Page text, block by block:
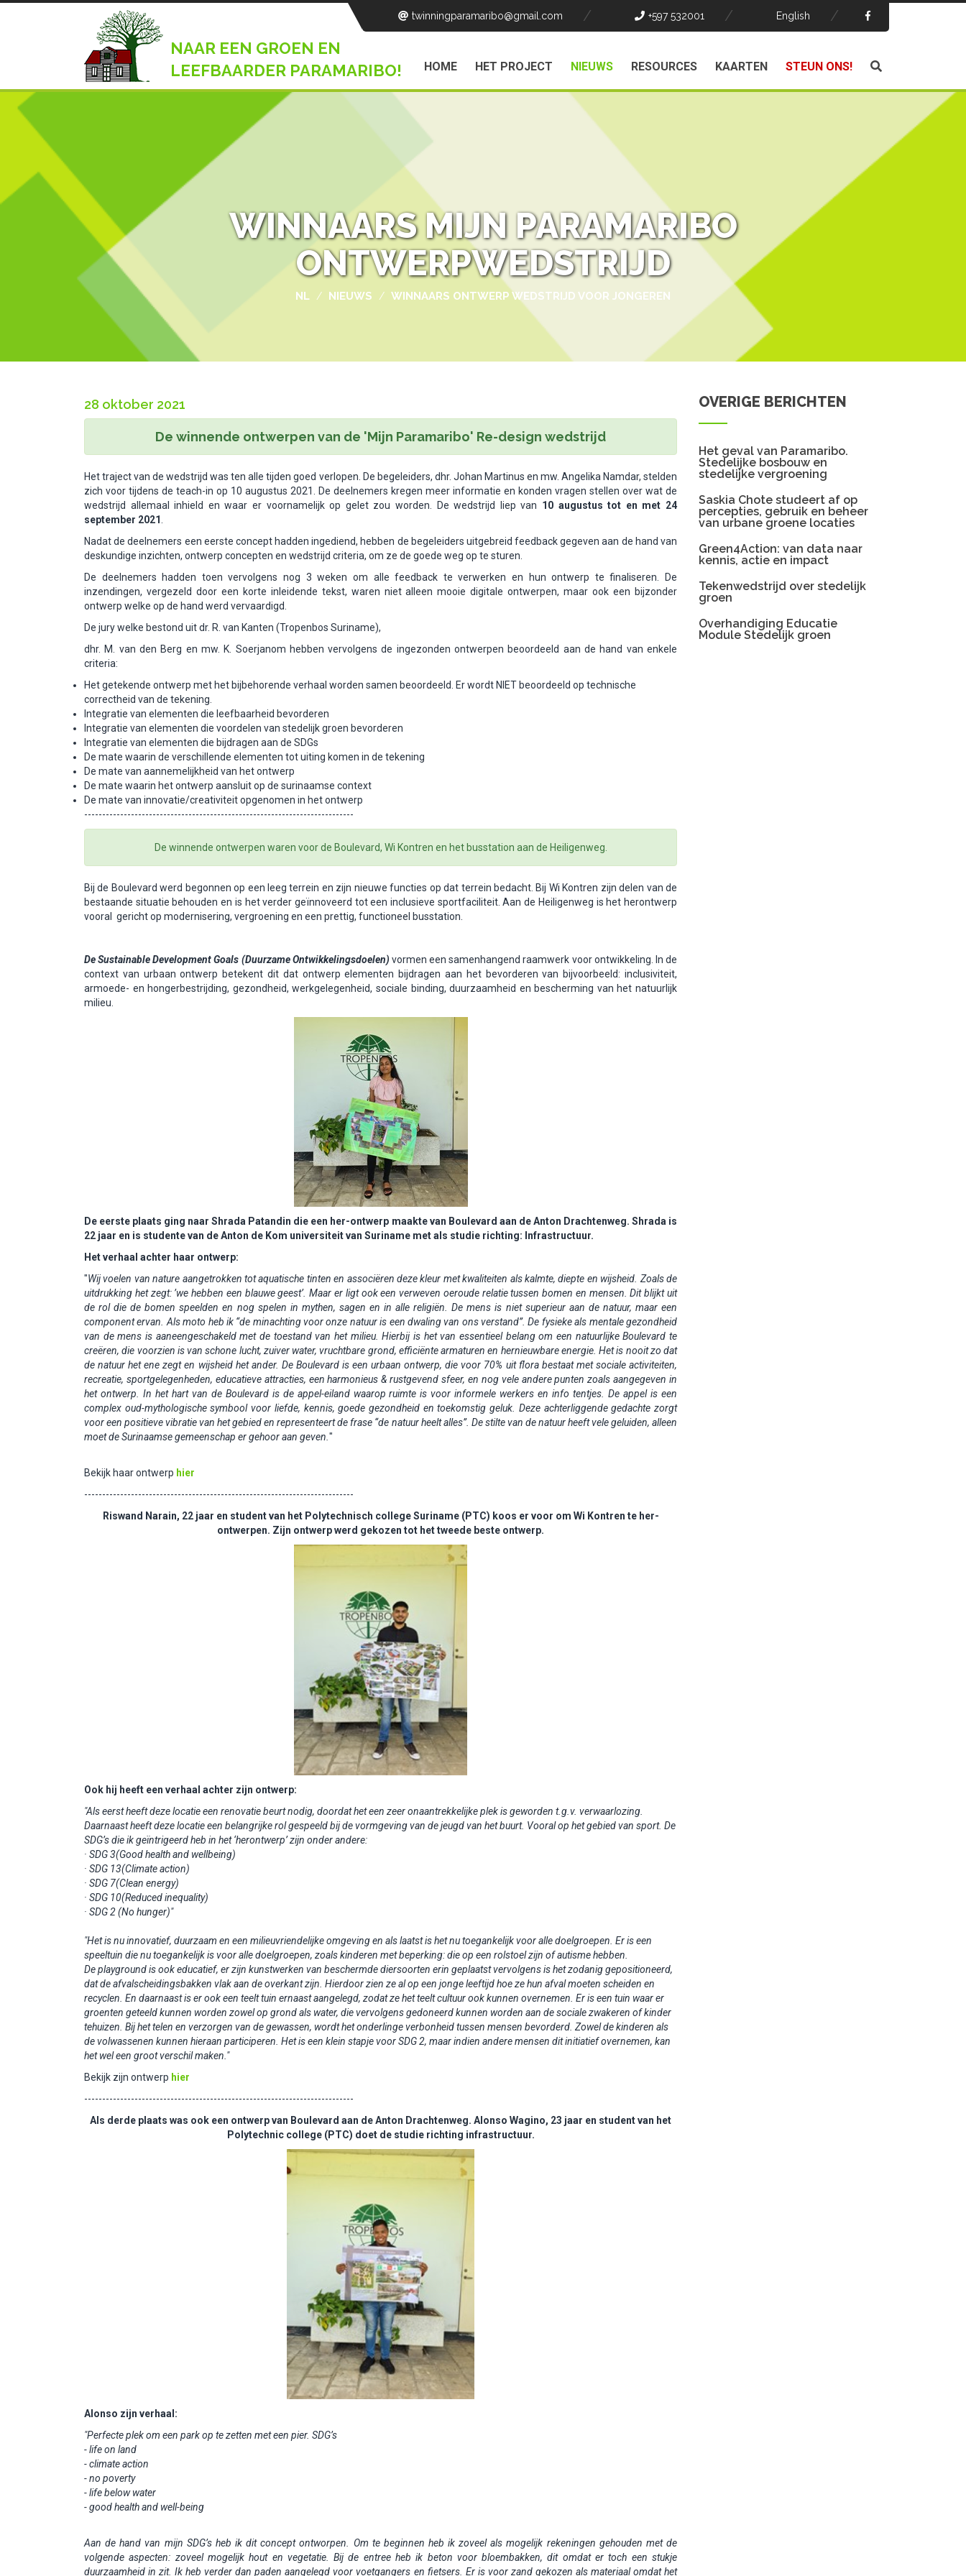
twinningparamaribo@gmail.com +597 532001 English
NAAR EEN GROEN EN
LEEFBAARDER PARAMARIBO!
HOME HET PROJECT NIEUWS RESOURCES KAARTEN STEUN ONS!
WINNAARS MIJN PARAMARIBO
ONTWERPWEDSTRIJD
NL / NIEUWS / WINNAARS ONTWERP WEDSTRIJD VOOR JONGEREN
28 oktober 2021
De winnende ontwerpen van de 'Mijn Paramaribo' Re-design wedstrijd
Het traject van de wedstrijd was ten alle tijden goed verlopen. De begeleiders, dhr. Johan Martinus en mw. Angelika Namdar, stelden
zich voor tijdens de teach-in op 10 augustus 2021. De deelnemers kregen meer informatie en konden vragen stellen over wat de
wedstrijd allemaal inhield en waar er voornamelijk op gelet zou worden. De wedstrijd liep van 10 augustus tot en met 24
september 2021
Nadat de deelnemers een eerste concept hadden ingediend, hebben de begeleiders uitgebreid feedback gegeven aan de hand van
deskundige inzichten, ontwerp concepten en wedstrijd criteria, om ze de goede weg op te sturen.
De deelnemers hadden toen vervolgens nog 3 weken om alle feedback te verwerken en hun ontwerp te finaliseren. De
inzendingen, vergezeld door een korte inleidende tekst, waren niet alleen mooie digitale ontwerpen, maar ook een bijzonder
ontwerp welke op de hand werd vervaardigd.
De jury welke bestond uit dr. R. van Kanten (Tropenbos Suriname),
dhr. M. van den Berg en mw. K. Soerjanom hebben vervolgens de ingezonden ontwerpen beoordeeld aan de hand van enkele
criteria:
Het getekende ontwerp met het bijbehorende verhaal worden samen beoordeeld. Er wordt NIET beoordeeld op technische
correctheid van de tekening.
Integratie van elementen die leefbaarheid bevorderen
Integratie van elementen die voordelen van stedelijk groen bevorderen
Integratie van elementen die bijdragen aan de SDGs
De mate waarin de verschillende elementen tot uiting komen in de tekening
De mate van aannemelijkheid van het ontwerp
De mate waarin het ontwerp aansluit op de surinaamse context
De mate van innovatie/creativiteit opgenomen in het ontwerp
---------------------------------------------------------------------------
De winnende ontwerpen waren voor de Boulevard, Wi Kontren en het busstation aan de Heiligenweg.
Bijde Boulevard werd begonnen op een leeg terrein en zijn nieuwe functies op dat terrein bedacht. Bij Wi Kontren zijn delen van de
bestaande situatie behouden en is het verder geïnnoveerd tot een inclusieve sportfaciliteit. Aan de Heiligenweg is het herontwerp
vooral gericht op modernisering, vergroening en een prettig, functioneel busstation.
De Sustainable Development Goals (Duurzame Ontwikkelingsdoelen) vormen een samenhangend raamwerk voor ontwikkeling. In de
context van urbaan ontwerp betekent dit dat ontwerp elementen bijdragen aan het bevorderen van bijvoorbeeld: inclusiviteit,
armoede- en hongerbestrijding, gezondheid, werkgelegenheid, sociale binding, duurzaamheid en bescherming van het natuurlijk
milieu.
De eerste plaats ging naar Shrada Patandin die een her-ontwerp maakte van Boulevard aan de Anton Drachtenweg. Shrada is
22 jaar en is studente van de Anton de Kom universiteit van Suriname met als studie richting: Infrastructuur.
Het verhaal achter haar ontwerp:
"Wij voelen van nature aangetrokken tot aquatische tinten en associëren deze kleur met kwaliteiten als kalmte, diepte en wijsheid. Zoals de
uitdrukking het zegt: ’we hebben een blauwe geest’. Maar er ligt ook een verweven oeroude relatie tussen bomen en mensen.Dit blijkt uit
de rol die de bomen speelden en nog spelen in mythen, sagen en in alle religiën. De mens is niet superieur aan de natuur, maar een
component ervan. Als moto heb ik “de minachting voor onze natuur is een dwaling van ons verstand”.De fysieke als mentale gezondheid
van de mens is aaneengeschakeld met de toestand van het milieu. Hierbij is het van essentieel belang om een natuurlijke Boulevard te
creëren, die voorzien is van schone lucht, zuiver water, vruchtbare grond, efficiënte armaturenen hernieuwbare energie. Het is nooit zo dat
de natuur het ene zegt en wijsheid het ander. De Boulevard is een urbaan ontwerp, die voor 70% uit flora bestaat met sociale activiteiten,
recreatie, sportgelegenheden, educatieve attracties, een harmonieus & rustgevend sfeer, en nog vele andere punten zoals aangegeven in
het ontwerp. In het hart van de Boulevard is de appel-eiland waarop ruimte is voor informele werkers en info tentjes. De appel is een
complex oud-mythologische symbool voor liefde, kennis, goede gezondheid en toekomstig geluk. Deze achterliggende gedachte zorgt
voor een positieve vibratie van het gebied en representeert de frase “de natuur heelt alles”. De stilte van de natuur heeft vele geluiden, alleen
moet de Surinaamse gemeenschap er gehoor aan geven. "
Bekijk haar ontwerp hier
---------------------------------------------------------------------------
Riswand Narain, 22 jaar en student van het Polytechnisch college Suriname (PTC) koos er voor om Wi Kontren te her-
ontwerpen. Zijn ontwerp werd gekozen tot het tweede beste ontwerp.
Ook hij heeft een verhaal achter zijn ontwerp:
"Als eerst heeft deze locatie een renovatie beurt nodig, doordat het een zeer onaantrekkelijke plekis geworden t.g.v. verwaarlozing.
Daarnaast heeft deze locatie een belangrijke rol gespeeld bij devormgeving van de jeugd van het buurt. Vooral op het gebied van sport. De
SDG’s die ik geïntrigeerd heb in het ‘herontwerp’ zijn onder andere:
· SDG 3(Good health and wellbeing)
· SDG 13(Climate action)
· SDG 7(Clean energy)
· SDG 10(Reduced inequality)
· SDG 2 (No hunger)"
"Het is nu innovatief, duurzaam en een milieuvriendelijke omgeving en als laatst is het nutoegankelijk voor alle doelgroepen. Er is een
speeltuin die nu toegankelijk is voor alledoelgroepen, zoals kinderen met beperking: die op een rolstoel zijn of autisme hebben.
Deplayground is ook educatief, er zijn kunstwerken van beschermde diersoorten erin geplaatstvervolgens is het zodanig gepositioneerd,
dat de afvalscheidingsbakken vlak aan de overkantzijn. Hierdoor zien ze al op een jonge leeftijd hoe ze hun afval moeten scheiden en
recyclen. En daarnaast is er ook een teelt tuin ernaast aangelegd, zodat ze het teelt cultuur ook kunnen overnemen. Er is een tuin waar er
groenten geteeld kunnen worden zowel op grond als water, die vervolgensgedoneerd kunnen worden aan de sociale zwakeren of kinder
tehuizen. Bij het telen en verzorgen van de gewassen, wordt het onderlinge verbonheid tussen mensen bevorderd. Zowel de kinderen als
de volwassenen kunnen hieraan participeren. Het is een klein stapje voor SDG 2, maar indien andere mensen dit initiatief overnemen, kan
het wel een groot verschil maken."
Bekijk zijn ontwerp hier
---------------------------------------------------------------------------
Als derde plaats was ook een ontwerp van Boulevard aan de Anton Drachtenweg. Alonso Wagino, 23 jaar en student van het
Polytechnic college (PTC) doet de studie richting infrastructuur.
Alonso zijn verhaal:
"Perfecte plek om een park op te zetten met een pier. SDG’s
- life on land
- climate action
- no poverty
- life below water
- good health and well-being
Aan de hand van mijn SDG’s heb ik dit concept ontworpen. Om te beginnen heb ik zoveel als mogelijk rekeningen gehouden met de
volgende aspecten: zoveel mogelijk hout en vegetatie. Bij de entree heb ik beton voor bloembakken, dit omdat er toch een stukje
duurzaamheid in zit. Ik heb verder dan paden aangelegd voor voetgangers en fietsers. Er is voor zand gekozen als materiaal omdat het
OVERIGE BERICHTEN
Het geval van Paramaribo.
Stedelijke bosbouw en
stedelijke vergroening
Saskia Chote studeert af op
percepties, gebruik en beheer
van urbane groene locaties
Green4Action: van data naar
kennis, actie en impact
Tekenwedstrijd over stedelijk
groen
Overhandiging Educatie
Module Stedelijk groen